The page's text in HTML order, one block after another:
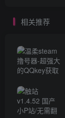
相关推荐